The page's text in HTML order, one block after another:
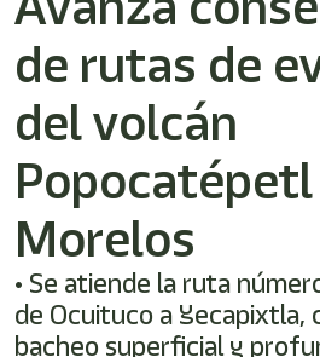
Este
acceso
directo
lector
de
pantalla
para
ayudarle
navegar
interactuar
de rutas de
del volcán
Morelos
• Se atiende la ruta
de Ocuituco a Yecapixtla,
bacheo superficial y